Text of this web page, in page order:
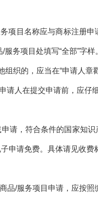
项目名称应与商标注册申
/服务项目处填写“全部”字样
组织的，应当在“申请人章
请人在提交申请前，应仔
，符合条件的国家知识
申请免费。具体请见收费
品/服务项目申请，应按照